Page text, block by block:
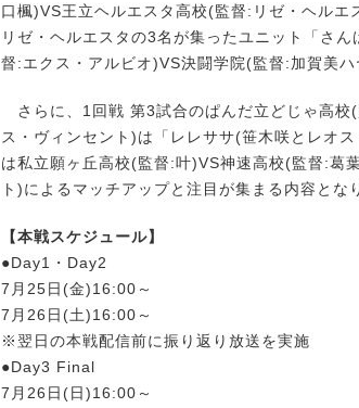
口楓)VS王立ヘルエスタ高校(監督:リゼ・ヘルエ
リゼ・ヘルエスタの3名が集ったユニット「さ
督:エクス・アルビオ)VS決闘学院(監督:加賀美ハ
さらに、1回戦 第3試合のぱんだ立どじゃ高校
ス・ヴィンセント)は「レレササ(笹木咲とレオ
は私立願ヶ丘高校(監督:叶)VS神速高校(監督:葛
ト)によるマッチアップと注目が集まる内容とな
【本戦スケジュール】
●Day1・Day2
7月25日(金)16:00～
7月26日(土)16:00～
※翌日の本戦配信前に振り返り放送を実施
●Day3 Final
7月26日(日)16:00～